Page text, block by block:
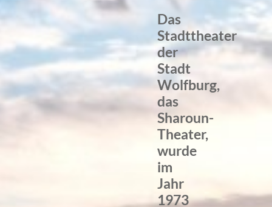
Das
Stadttheater
der
Stadt
Wolfburg,
das
Sharoun-
Theater,
wurde
im
Jahr
1973